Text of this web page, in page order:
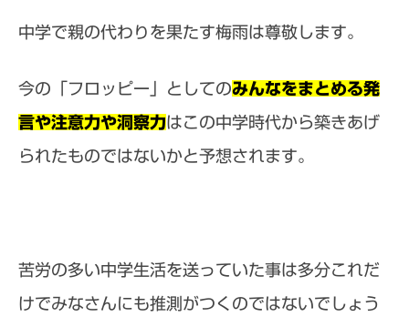
中学で親の代わりを果たす梅雨は尊敬します。
今の「フロッピー」としてのみんなをまとめる発
言や注意力や洞察力はこの中学時代から築きあげ
られたものではないかと予想されます。
苦労の多い中学生活を送っていた事は多分これだ
けでみなさんにも推測がつくのではないでしょう